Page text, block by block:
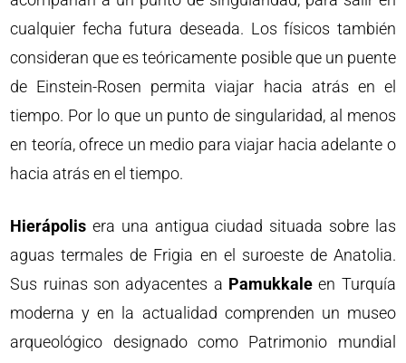
cualquier fecha futura deseada. Los físicos también
consideran que es teóricamente posible que un puente
de Einstein-Rosen permita viajar hacia atrás en el
tiempo. Por lo que un punto de singularidad, al menos
en teoría, ofrece un medio para viajar hacia adelante o
hacia atrás en el tiempo.
Hierápolis era una antigua ciudad situada sobre las
aguas termales de Frigia en el suroeste de Anatolia.
Sus ruinas son adyacentes a Pamukkale en Turquía
moderna y en la actualidad comprenden un museo
arqueológico designado como Patrimonio mundial